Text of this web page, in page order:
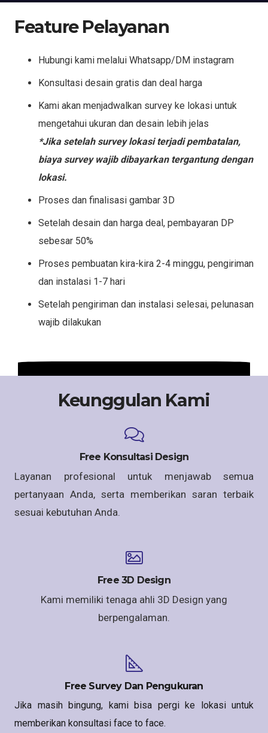
Feature Pelayanan
Hubungi kami melalui Whatsapp/DM instagram
Konsultasi desain gratis dan deal harga
Kami akan menjadwalkan survey ke lokasi untuk
mengetahui ukuran dan desain lebih jelas
*Jika setelah survey lokasi terjadi pembatalan,
biaya survey wajib dibayarkan tergantung dengan
lokasi.
Proses dan finalisasi gambar 3D
Setelah desain dan harga deal, pembayaran DP
sebesar 50%
Proses pembuatan kira-kira 2-4 minggu, pengiriman
dan instalasi 1-7 hari
Setelah pengiriman dan instalasi selesai, pelunasan
wajib dilakukan
Keunggulan Kami
Free Konsultasi Design
Layanan profesional untuk menjawab semua
pertanyaan Anda, serta memberikan saran terbaik
sesuai kebutuhan Anda.
Free 3D Design
Kami memiliki tenaga ahli 3D Design yang
berpengalaman.
Free Survey Dan Pengukuran
Jika masih bingung, kami bisa pergi ke lokasi untuk
memberikan konsultasi face to face.